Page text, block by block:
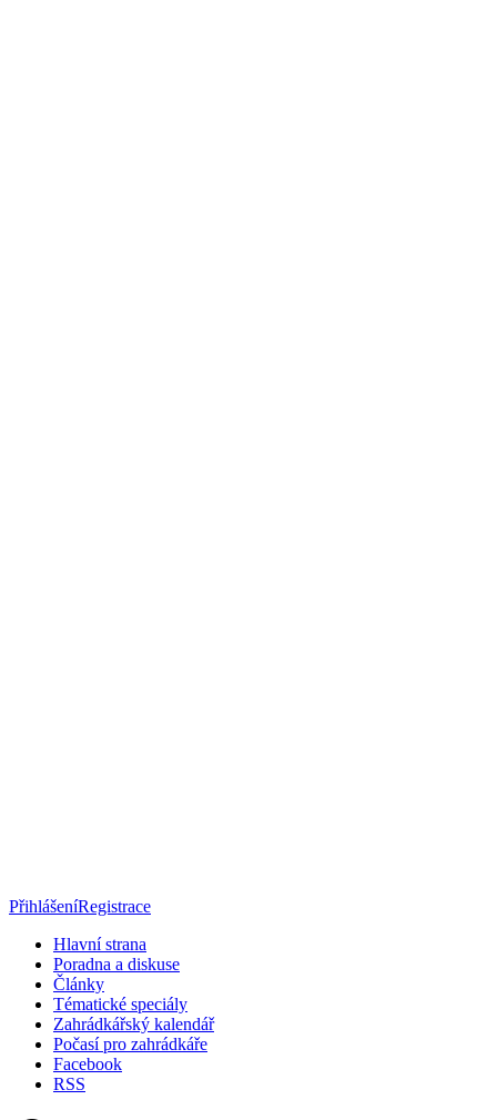
PřihlášeníRegistrace
Hlavní strana
Poradna a diskuse
Články
Tématické speciály
Zahrádkářský kalendář
Počasí pro zahrádkáře
Facebook
RSS